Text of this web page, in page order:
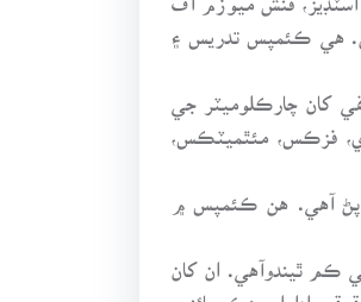
هي ڪئمپس تدريس ۽
کان چارڪلوميٽر جي
فزڪس، مئٿميٽڪس،
پڻ آهي. هن ڪئمپس ۾
ڪم ٿيندوآهي. ان کان
ادارا ۽ هڪ سائنس